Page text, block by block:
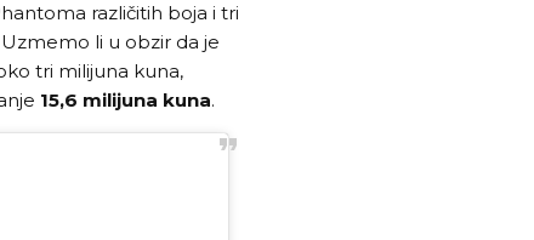
različitih boja i tri
li u obzir da je
tri milijuna kuna,
15,6 milijuna kuna.